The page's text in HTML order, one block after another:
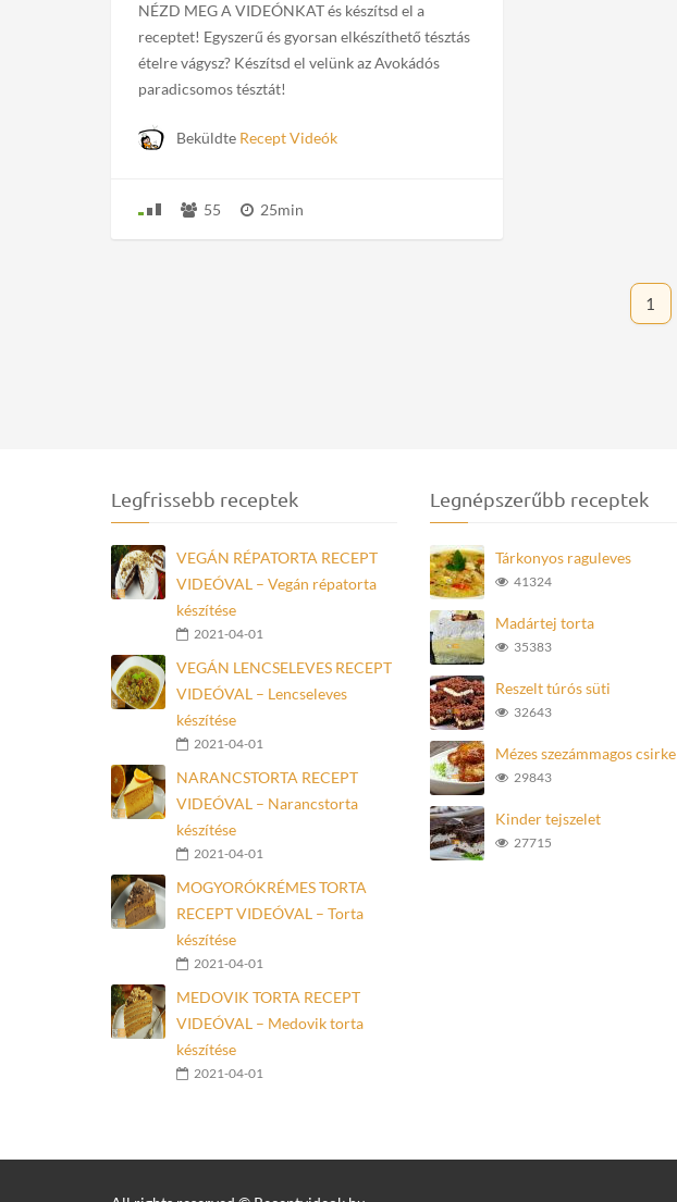
NÉZD MEG A VIDEÓNKAT és készítsd el a
receptet! Egyszerű és gyorsan elkészíthető tésztás
ételre vágysz? Készítsd el velünk az Avokádós
paradicsomos tésztát!
Beküldte Recept Videók
55 25min
1
Legfrissebb receptek
VEGÁN RÉPATORTA RECEPT
VIDEÓVAL – Vegán répatorta
készítése
2021-04-01
VEGÁN LENCSELEVES RECEPT
VIDEÓVAL – Lencseleves
készítése
2021-04-01
NARANCSTORTA RECEPT
VIDEÓVAL – Narancstorta
készítése
2021-04-01
MOGYORÓKRÉMES TORTA
RECEPT VIDEÓVAL – Torta
készítése
2021-04-01
MEDOVIK TORTA RECEPT
VIDEÓVAL – Medovik torta
készítése
2021-04-01
Legnépszerűbb receptek
Tárkonyos raguleves
41324
Madártej torta
35383
Reszelt túrós süti
32643
Mézes szezámmagos csirke
29843
Kinder tejszelet
27715